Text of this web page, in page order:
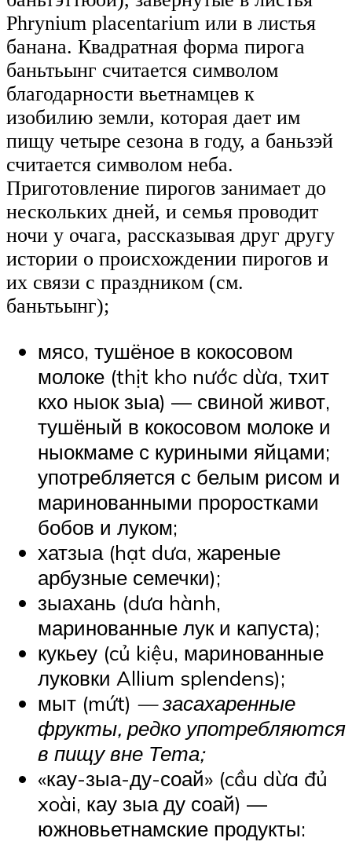
Phrynium placentarium или в листья
банана. Квадратная форма пирога
баньтьынг считается символом
благодарности вьетнамцев к
изобилию земли, которая дает им
пищу четыре сезона в году, а баньзэй
считается символом неба.
Приготовление пирогов занимает до
нескольких дней, и семья проводит
ночи у очага, рассказывая друг другу
истории о происхождении пирогов и
их связи с праздником (см.
баньтьынг);
мясо, тушёное в кокосовом
молоке (thịt kho nước dừa, тхит
кхо ныок зыа) — свиной живот,
тушёный в кокосовом молоке и
ныокмаме с куриными яйцами;
употребляется с белым рисом и
маринованными проростками
бобов и луком;
хатзыа (hạt dưa, жареные
арбузные семечки);
зыахань (dưa hành,
маринованные лук и капуста);
кукьеу (củ kiệu, маринованные
луковки Allium splendens);
мыт (mứt) — засахаренные
фрукты, редко употребляются
в пищу вне Тета;
«кау-зыа-ду-соай» (cầu dừa đủ
xoài, кау зыа ду соай) —
южновьетнамские продукты: